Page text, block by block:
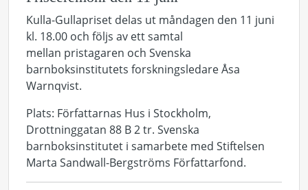
Kulla-Gullapriset delas ut måndagen den 11 juni
kl. 18.00 och följs av ett samtal
mellan pristagaren och Svenska
barnboksinstitutets forskningsledare Åsa
Warnqvist.
Plats: Författarnas Hus i Stockholm,
Drottninggatan 88 B 2 tr. Svenska
barnboksinstitutet i samarbete med Stiftelsen
Marta Sandwall-Bergströms Författarfond.